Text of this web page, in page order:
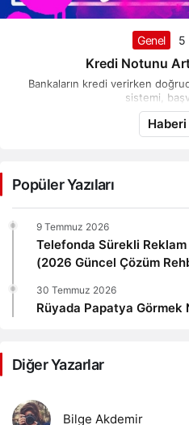
Genel 5
Kredi Notunu
Bankaların kredi verirken
sistemi,
Popüler Yazıları
Telefonda Sürekli Reklam
(2026 Güncel Çözüm
9 Temmuz 2026
Rüyada Papatya Görmek
30 Temmuz 2026
Diğer Yazarlar
Bilge Akdemir